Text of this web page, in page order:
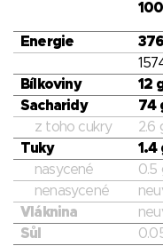
Energie
Bílkoviny
12
Sacharidy
74
z toho cukry
2.6
Tuky
1.4
nasycené
0.5
nenasycené
Vláknina
Sůl